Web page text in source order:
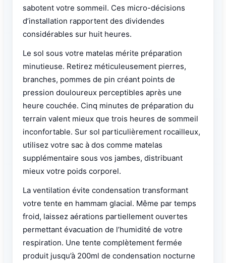
sabotent votre sommeil. Ces micro-décisions
d’installation rapportent des dividendes
considérables sur huit heures.
Le sol sous votre matelas mérite préparation
minutieuse. Retirez méticuleusement pierres,
branches, pommes de pin créant points de
pression douloureux perceptibles après une
heure couchée. Cinq minutes de préparation du
terrain valent mieux que trois heures de sommeil
inconfortable. Sur sol particulièrement rocailleux,
utilisez votre sac à dos comme matelas
supplémentaire sous vos jambes, distribuant
mieux votre poids corporel.
La ventilation évite condensation transformant
votre tente en hammam glacial. Même par temps
froid, laissez aérations partiellement ouvertes
permettant évacuation de l’humidité de votre
respiration. Une tente complètement fermée
produit jusqu’à 200ml de condensation nocturne